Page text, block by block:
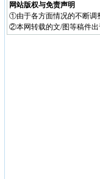
网站版权与免责声明
①由于各方面情况的不断调
②本网转载的文/图等稿件出